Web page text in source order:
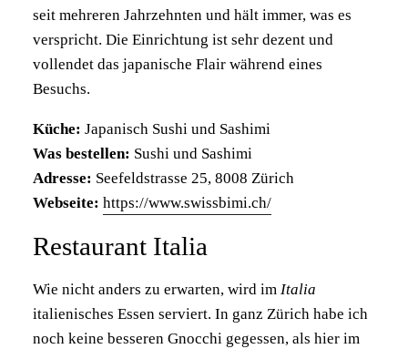
seit mehreren Jahrzehnten und hält immer, was es
verspricht. Die Einrichtung ist sehr dezent und
vollendet das japanische Flair während eines
Besuchs.
Küche: Japanisch Sushi und Sashimi
Was bestellen: Sushi und Sashimi
Adresse: Seefeldstrasse 25, 8008 Zürich
Webseite: https://www.swissbimi.ch/
Restaurant Italia
Wie nicht anders zu erwarten, wird im Italia
italienisches Essen serviert. In ganz Zürich habe ich
noch keine besseren Gnocchi gegessen, als hier im